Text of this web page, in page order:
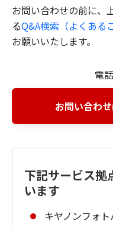
お問い合わせの前に、
るQ&A検索（よくある
お願いいたします。
電
お問い合わ
下記サービス拠
います
キヤノンフォ